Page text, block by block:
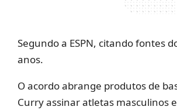
Segundo a ESPN, citando fontes
anos.
O acordo abrange produtos de
Curry assinar atletas masculinos